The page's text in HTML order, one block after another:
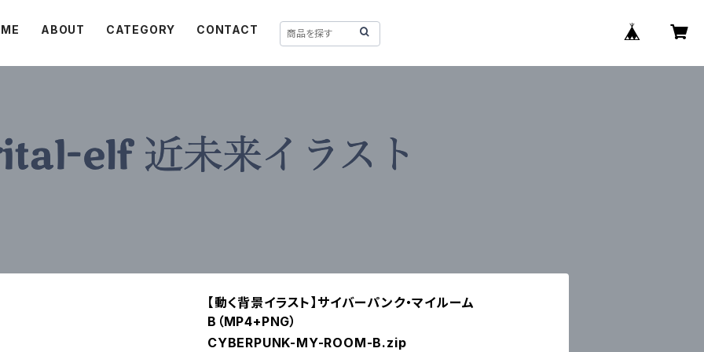
ABOUT CATEGORY CONTACT
【動く背景イラスト】サイバーパンク・マイルーム
B（MP4+PNG）
CYBERPUNK-MY-ROOM-B.zip